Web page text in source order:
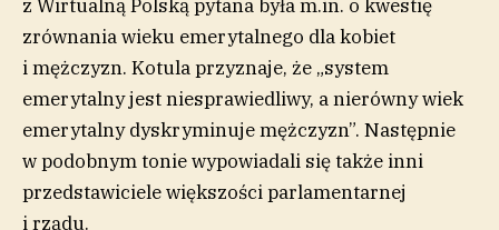
z Wirtualną Polską pytana była m.in. o kwestię
zrównania wieku emerytalnego dla kobiet
i mężczyzn. Kotula przyznaje, że „system
emerytalny jest niesprawiedliwy, a nierówny wiek
emerytalny dyskryminuje mężczyzn”. Następnie
w podobnym tonie wypowiadali się także inni
przedstawiciele większości parlamentarnej
i rządu.